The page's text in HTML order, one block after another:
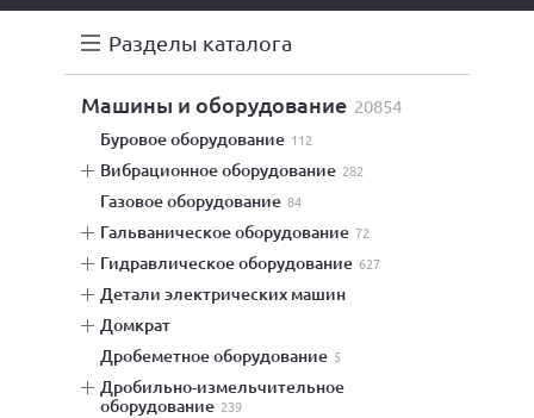
Разделы каталога
машины и оборудование 20854
буровое оборудование 112
вибрационное оборудование 282
газовое оборудование 84
гальваническое оборудование 72
гидравлическое оборудование 627
детали электрических машин
домкрат
дробеметное оборудование 5
дробильно-измельчительное
оборудование 239